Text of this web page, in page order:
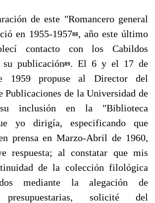
de este "Romancero general
en 1955-195788, año este últi­mo
contacto con los Cabildos
publicación89. El 6 y el 17 de
1959 propuse al Director del
Publicaciones de la Universidad de
inclusión en la "Biblioteca
yo dirigía, especificando que
prensa en Marzo-Abril de 1960,
respuesta; al constatar que mis
de la colección filológica
mediante la alegación de
pre­supuestarias, solicité del